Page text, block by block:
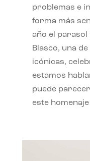
problemas e
forma más
año el parasol
Blasco, una
icónicas,
estamos
puede
este